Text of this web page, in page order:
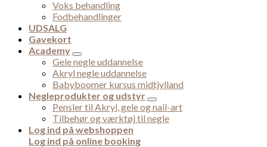
Voks behandling
Fodbehandlinger
UDSALG
Gavekort
Academy
Gele negle uddannelse
Akryl negle uddannelse
Babyboomer kursus midtjylland
Negleprodukter og udstyr
Pensler til Akryl, gele og nail-art
Tilbehør og værktøj til negle
Log ind på webshoppen
Log ind på online booking